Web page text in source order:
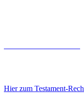
Hier zum Testament-